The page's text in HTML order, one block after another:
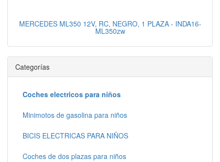
MERCEDES ML350 12V, RC, NEGRO, 1 PLAZA - INDA16-
ML350zw
Categorías
Coches electricos para niños
Minimotos de gasolina para niños
BICIS ELECTRICAS PARA NIÑOS
Coches de dos plazas para niños